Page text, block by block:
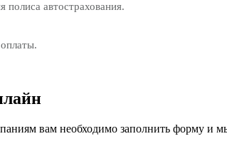
автострахования.
вам необходимо заполнить форму и мы